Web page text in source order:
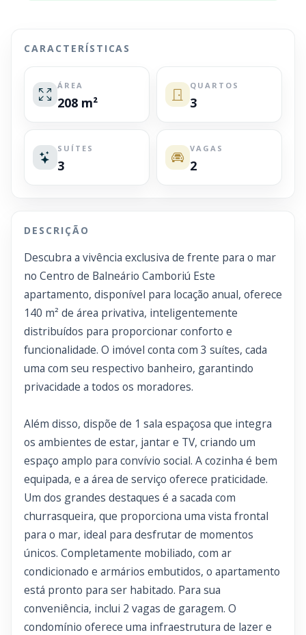
CARACTERÍSTICAS
ÁREA
208 m²
QUARTOS
3
SUÍTES
3
VAGAS
2
DESCRIÇÃO
Descubra a vivência exclusiva de frente para o mar
no Centro de Balneário Camboriú Este
apartamento, disponível para locação anual, oferece
140 m² de área privativa, inteligentemente
distribuídos para proporcionar conforto e
funcionalidade. O imóvel conta com 3 suítes, cada
uma com seu respectivo banheiro, garantindo
privacidade a todos os moradores.
Além disso, dispõe de 1 sala espaçosa que integra
os ambientes de estar, jantar e TV, criando um
espaço amplo para convívio social. A cozinha é bem
equipada, e a área de serviço oferece praticidade.
Um dos grandes destaques é a sacada com
churrasqueira, que proporciona uma vista frontal
para o mar, ideal para desfrutar de momentos
únicos. Completamente mobiliado, com ar
condicionado e armários embutidos, o apartamento
está pronto para ser habitado. Para sua
conveniência, inclui 2 vagas de garagem. O
condomínio oferece uma infraestrutura de lazer e